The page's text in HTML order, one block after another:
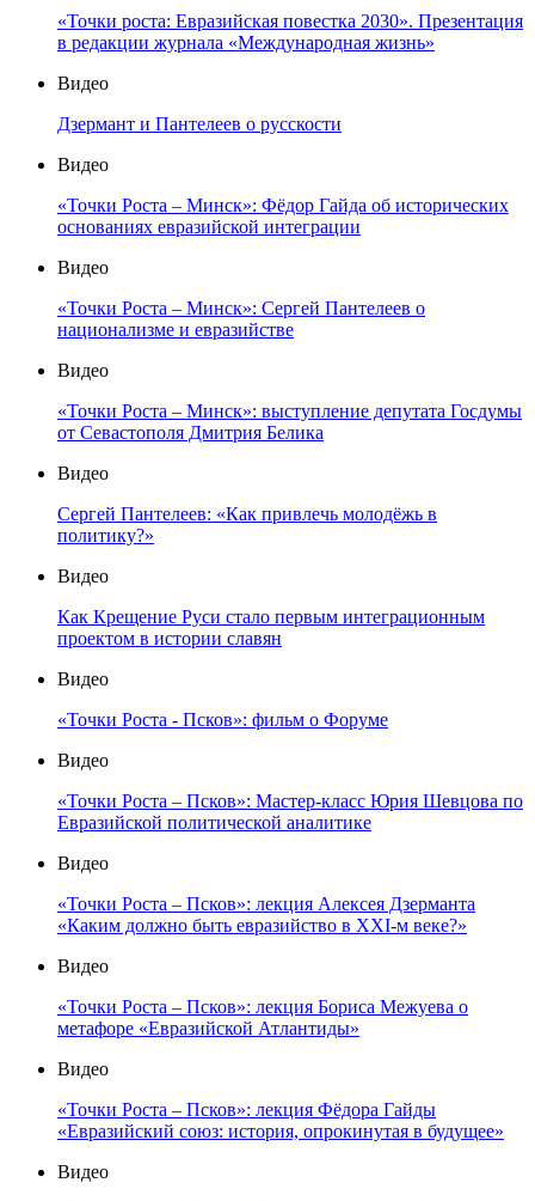
«Точки роста: Евразийская повестка 2030». Презентация
в редакции журнала «Международная жизнь»
Видео
Дзермант и Пантелеев о русскости
Видео
«Точки Роста – Минск»: Фёдор Гайда об исторических
основаниях евразийской интеграции
Видео
«Точки Роста – Минск»: Сергей Пантелеев о
национализме и евразийстве
Видео
«Точки Роста – Минск»: выступление депутата Госдумы
от Севастополя Дмитрия Белика
Видео
Сергей Пантелеев: «Как привлечь молодёжь в
политику?»
Видео
Как Крещение Руси стало первым интеграционным
проектом в истории славян
Видео
«Точки Роста - Псков»: фильм о Форуме
Видео
«Точки Роста – Псков»: Мастер-класс Юрия Шевцова по
Евразийской политической аналитике
Видео
«Точки Роста – Псков»: лекция Алексея Дзерманта
«Каким должно быть евразийство в XXI-м веке?»
Видео
«Точки Роста – Псков»: лекция Бориса Межуева о
метафоре «Евразийской Атлантиды»
Видео
«Точки Роста – Псков»: лекция Фёдора Гайды
«Евразийский союз: история, опрокинутая в будущее»
Видео